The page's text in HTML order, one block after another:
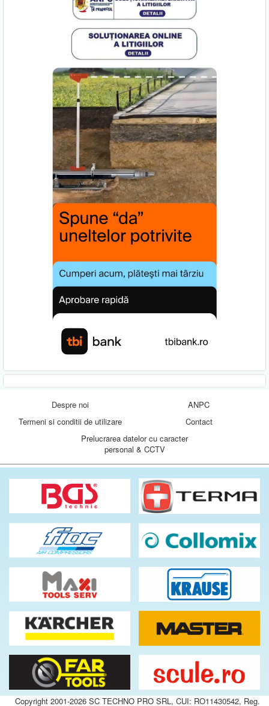
Despre noi
ANPC
Termeni si conditii de utilizare
Contact
Prelucrarea datelor cu caracter
personal & CCTV
Copyright 2001-2026 SC TECHNO PRO SRL, CUI: RO11430542, Reg.